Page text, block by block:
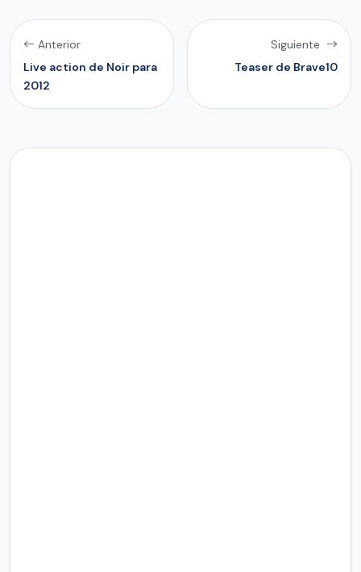
Anterior
Live action de Noir para
2012
Siguiente
Teaser de Brave10